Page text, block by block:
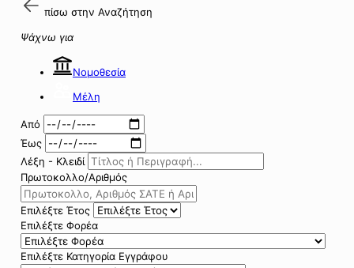
πίσω στην Αναζήτηση
Ψάχνω για
Νομοθεσία
Μέλη
Από
Έως
Λέξη - Κλειδί
Πρωτοκολλο/Αριθμός
Επιλέξτε Έτος
Επιλέξτε Φορέα
Επιλέξτε Κατηγορία Εγγράφου